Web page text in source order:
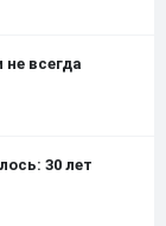
всегда
30 лет